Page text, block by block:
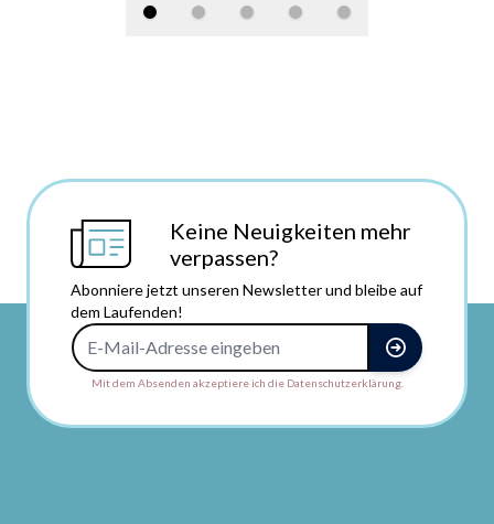
Keine Neuigkeiten mehr
verpassen?
Abonniere jetzt unseren Newsletter und bleibe auf
dem Laufenden!
Mit dem Absenden akzeptiere ich die Datenschutzerklärung.